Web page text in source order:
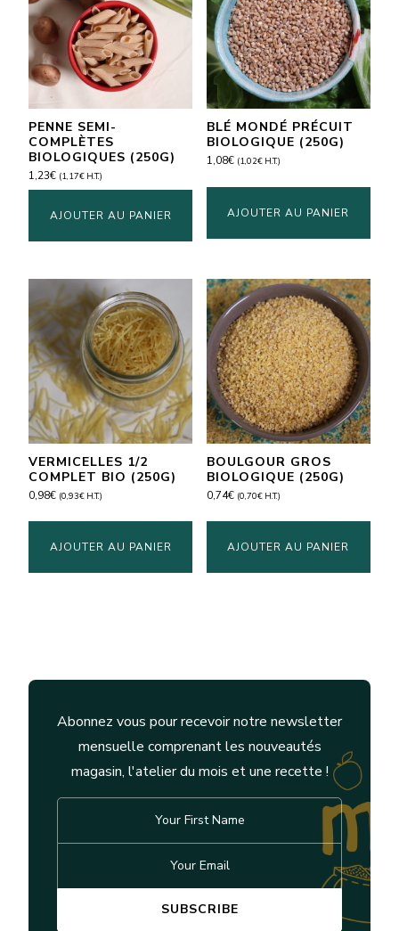
PENNE SEMI-
COMPLÈTES
BIOLOGIQUES (250G)
1,23€ (1,17€ H.T.)
AJOUTER AU PANIER
BLÉ MONDÉ PRÉCUIT
BIOLOGIQUE (250G)
1,08€ (1,02€H.T.)
AJOUTER AU PANIER
VERMICELLES 1/2
COMPLET BIO (250G)
0,98€ (0,93€ H.T.)
AJOUTER AU PANIER
BOULGOUR GROS
BIOLOGIQUE (250G)
0,74€ (0,70€H.T.)
AJOUTER AU PANIER
Abonnez vous pour recevoir notre newsletter
mensuelle comprenant les nouveautés
magasin, l'atelier du mois et une recette !